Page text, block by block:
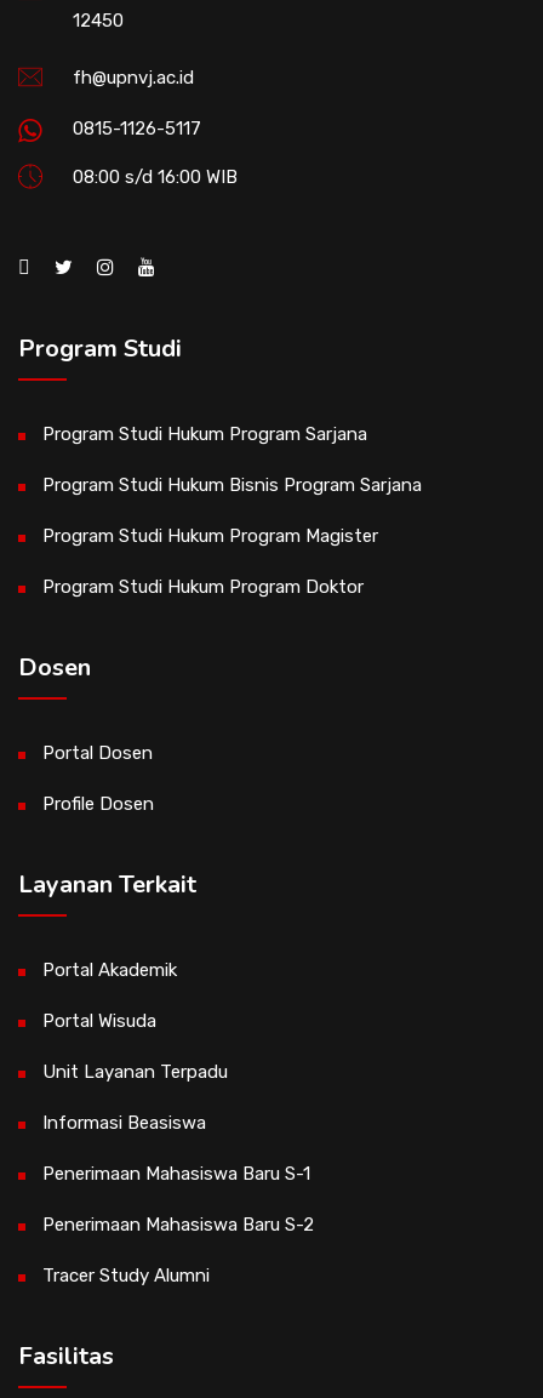
12450
fh@upnvj.ac.id
0815-1126-5117
08:00 s/d 16:00 WIB
Program Studi
Program Studi Hukum Program Sarjana
Program Studi Hukum Bisnis Program Sarjana
Program Studi Hukum Program Magister
Program Studi Hukum Program Doktor
Dosen
Portal Dosen
Profile Dosen
Layanan Terkait
Portal Akademik
Portal Wisuda
Unit Layanan Terpadu
Informasi Beasiswa
Penerimaan Mahasiswa Baru S-1
Penerimaan Mahasiswa Baru S-2
Tracer Study Alumni
Fasilitas